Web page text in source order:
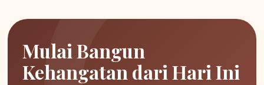
Mulai Bangun
Kehangatan dari Hari Ini